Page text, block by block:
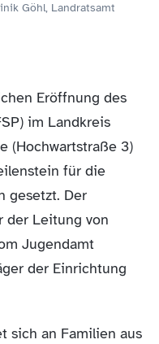
Göhl, Landratsamt
Eröffnung des
im Landkreis
(Hochwartstraße 3)
für die
gesetzt. Der
der Leitung von
Jugendamt
der Einrichtung
sich an Familien aus